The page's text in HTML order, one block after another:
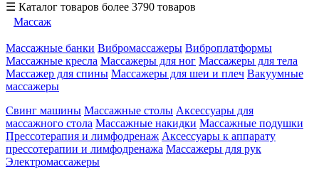
☰ Каталог товаров более 3790 товаров
Массаж
Массажные банки Вибромассажеры Виброплатформы
Массажные кресла Массажеры для ног Массажеры для тела
Массажер для спины Массажеры для шеи и плеч Вакуумные
массажеры
Свинг машины Массажные столы Аксессуары для
массажного стола Массажные накидки Массажные подушки
Прессотерапия и лимфодренаж Аксессуары к аппарату
прессотерапии и лимфодренажа Массажеры для рук
Электромассажеры